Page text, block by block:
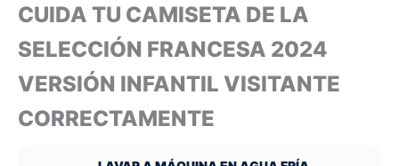
CUIDA TU CAMISETA DE LA
SELECCIÓN FRANCESA 2024
VERSIÓN INFANTIL VISITANTE
CORRECTAMENTE